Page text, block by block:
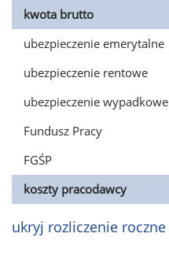
kwota brutto
ubezpieczenie emerytalne
ubezpieczenie rentowe
ubezpieczenie wypadkowe
Fundusz Pracy
FGŚP
koszty pracodawcy
ukryj rozliczenie roczne